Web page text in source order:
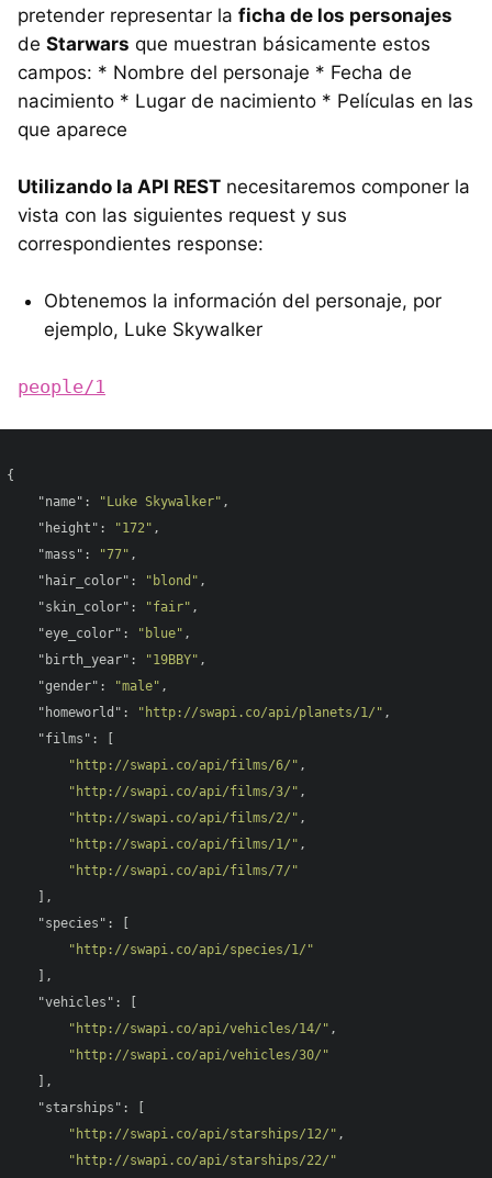
pretender representar la ficha de los personajes
de Starwars que muestran básicamente estos
campos: * Nombre del personaje * Fecha de
nacimiento * Lugar de nacimiento * Películas en las
que aparece
Utilizando la API REST necesitaremos componer la
vista con las siguientes request y sus
correspondientes response:
Obtenemos la información del personaje, por
ejemplo, Luke Skywalker
people/1
{
"name" : "Luke Skywalker" ,
"height" : "172" ,
"mass" : "77" ,
"hair_color" : "blond" ,
"skin_color" : "fair" ,
"eye_color" : "blue" ,
"birth_year" : "19BBY" ,
"gender" : "male" ,
"homeworld" : "http://swapi.co/api/planets/1/" ,
"films" : [
"http://swapi.co/api/films/6/" ,
"http://swapi.co/api/films/3/" ,
"http://swapi.co/api/films/2/" ,
"http://swapi.co/api/films/1/" ,
"http://swapi.co/api/films/7/"
    ],
"species" : [
"http://swapi.co/api/species/1/"
    ],
"vehicles" : [
"http://swapi.co/api/vehicles/14/" ,
"http://swapi.co/api/vehicles/30/"
    ],
"starships" : [
"http://swapi.co/api/starships/12/" ,
"http://swapi.co/api/starships/22/"